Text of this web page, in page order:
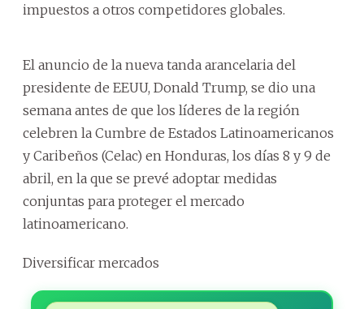
impuestos a otros competidores globales.
El anuncio de la nueva tanda arancelaria del
presidente de EEUU, Donald Trump, se dio una
semana antes de que los líderes de la región
celebren la Cumbre de Estados Latinoamericanos
y Caribeños (Celac) en Honduras, los días 8 y 9 de
abril, en la que se prevé adoptar medidas
conjuntas para proteger el mercado
latinoamericano.
Diversificar mercados